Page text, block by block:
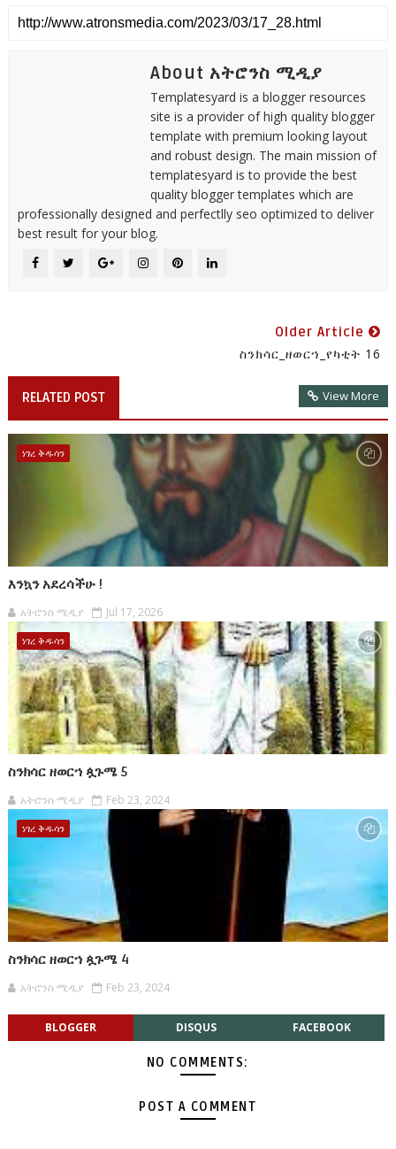
About አትሮንስ ሚዲያ
Templatesyard is a blogger resources
site is a provider of high quality blogger
template with premium looking layout
and robust design. The main mission of
templatesyard is to provide the best
quality blogger templates which are
professionally designed and perfectlly seo optimized to deliver
best result for your blog.
Older Article
ስንክሳር_ዘወርኀ_የካቲት 16
RELATED POST View More
ነገረ ቅዱሳን
እንኳን አደረሳችሁ !
አትሮንስ ሚዲያ Jul 17, 2026
ነገረ ቅዱሳን
ስንክሳር ዘወርኀ ጷጉሜ 5
አትሮንስ ሚዲያ Feb 23, 2024
ነገረ ቅዱሳን
ስንክሳር ዘወርኀ ጷጉሜ 4
አትሮንስ ሚዲያ Feb 23, 2024
BLOGGER DISQUS FACEBOOK
NO COMMENTS:
POST A COMMENT